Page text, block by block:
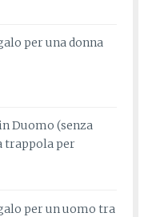
per una donna
Duomo (senza
trappola per
per un uomo tra